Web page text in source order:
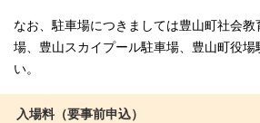
なお、駐車場につきましては豊山町社会
場、豊山スカイプール駐車場、豊山町役場
い。
入場料（要事前申込）